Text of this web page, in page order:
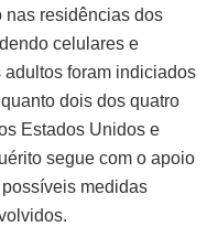
nas residências dos
celulares e
foram indiciados
dois dos quatro
Estados Unidos e
segue com o apoio
medidas